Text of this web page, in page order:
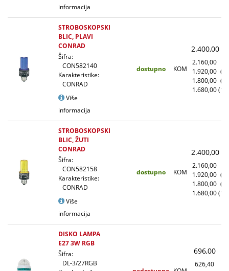
informacija
STROBOSKOPSKI
BLIC, PLAVI
CONRAD
Šifra:
CON582140
Karakteristike:
CONRAD
Više
informacija
dostupno KOM
2.400,00
2.160,00
1.920,00
1.800,00
1.680,00
STROBOSKOPSKI
BLIC, ŽUTI
CONRAD
Šifra:
CON582158
Karakteristike:
CONRAD
Više
informacija
dostupno KOM
2.400,00
2.160,00
1.920,00
1.800,00
1.680,00
DISKO LAMPA
E27 3W RGB
Šifra:
DL-3/27RGB
696,00
626,40